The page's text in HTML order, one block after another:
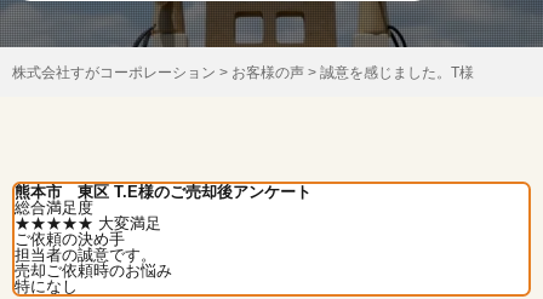
株式会社すがコーポレーション > お客様の声 > 誠意を感じました。T様
熊本市 東区 T.E様のご売却後アンケート
総合満足度
★★★★★ 大変満足
ご依頼の決め手
担当者の誠意です。
売却ご依頼時のお悩み
特になし